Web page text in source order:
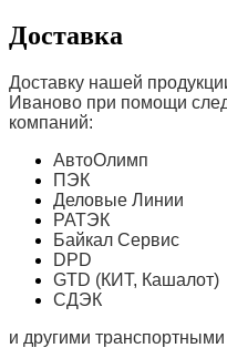
Доставка
Доставку нашей
Иваново при помощи
компаний:
АвтоОлимп
ПЭК
Деловые Линии
РАТЭК
Байкал Сервис
DPD
GTD (КИТ, Кашалот)
СДЭК
и другими